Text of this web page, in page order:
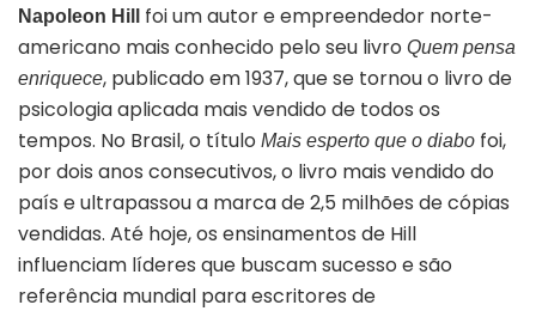
Napoleon Hill
foi um autor e empreendedor norte-
americano mais conhecido pelo seu livro Quem pensa
enriquece, publicado em 1937, que se tornou o livro de
psicologia aplicada mais vendido de todos os
tempos. No Brasil, o título Mais esperto que o diabo foi,
por dois anos consecutivos, o livro mais vendido do
país e ultrapassou a marca de 2,5 milhões de cópias
vendidas. Até hoje, os ensinamentos de Hill
influenciam líderes que buscam sucesso e são
referência mundial para escritores de